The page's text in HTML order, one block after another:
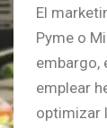
El
Pyme o
embargo,
emplear
optimizar